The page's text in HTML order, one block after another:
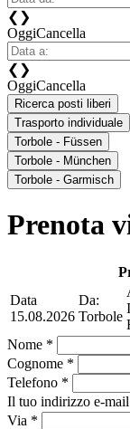
❮ ❯
OggiCancella
❮ ❯
OggiCancella
Ricerca posti liberi
Trasporto individuale
Torbole - Füssen
Torbole - München
Torbole - Garmisch
Prenota
Data
15.08.2026
Da:
Torbole
Nome *
Cognome *
Telefono *
Il tuo indirizzo e-
Via *